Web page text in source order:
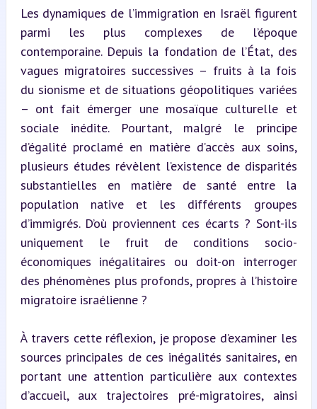
Les dynamiques de l’immigration en Israël figurent
parmi les plus complexes de l’époque
contemporaine. Depuis la fondation de l’État, des
vagues migratoires successives – fruits à la fois
du sionisme et de situations géopolitiques variées
– ont fait émerger une mosaïque culturelle et
sociale inédite. Pourtant, malgré le principe
d’égalité proclamé en matière d’accès aux soins,
plusieurs études révèlent l’existence de disparités
substantielles en matière de santé entre la
population native et les différents groupes
d’immigrés. D’où proviennent ces écarts ? Sont-ils
uniquement le fruit de conditions socio-
économiques inégalitaires ou doit-on interroger
des phénomènes plus profonds, propres à l’histoire
migratoire israélienne ?
À travers cette réflexion, je propose d’examiner les
sources principales de ces inégalités sanitaires, en
portant une attention particulière aux contextes
d’accueil, aux trajectoires pré-migratoires, ainsi